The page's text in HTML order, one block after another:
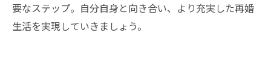
要なステップ。自分自身と向き合い、より充実した再婚
生活を実現していきましょう。